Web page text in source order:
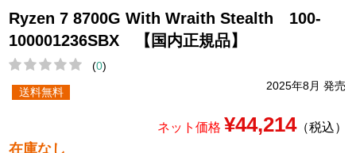
Ryzen 7 8700G With Wraith Stealth 100-
100001236SBX 【国内正規品】
(0)
2025年8月 発売
送料無料
ネット価格 ¥44,214（税込）
在庫なし